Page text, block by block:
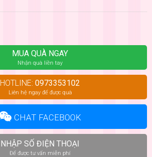
MUA QUÀ NGAY
Nhận quà liền tay
HOTLINE: 0973353102
Liên hệ ngay để được quà
CHAT FACEBOOK
NHẬP SỐ ĐIỆN THOẠI
Để được tư vấn miễn phí